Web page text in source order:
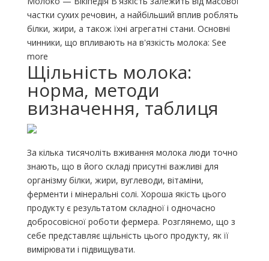
частки сухих речовин, а найбільший вплив роблять
білки, жири, а також їхні агрегатні стани. Основні
чинники, що впливають на в'язкість молока: See
more
Щільність молока:
норма, методи
визначення, таблиця
За кілька тисячоліть вживання молока люди точно
знають, що в його складі присутні важливі для
організму білки, жири, вуглеводи, вітаміни,
ферменти і мінеральні солі. Хороша якість цього
продукту є результатом складної і одночасно
добросовісної роботи фермера. Розглянемо, що з
себе представляє щільність цього продукту, як її
вимірювати і підвищувати.